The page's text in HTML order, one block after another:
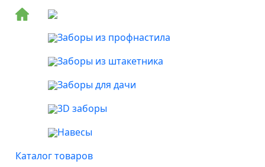
Заборы из профнастила
Заборы из штакетника
Заборы для дачи
3D заборы
Навесы
Каталог товаров